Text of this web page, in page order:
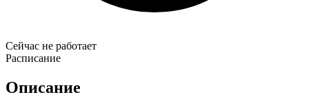
Сейчас не работает
Расписание
Описание